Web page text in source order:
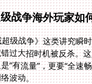
战争海外玩家如
级战争》这类讲究瞬
波动。